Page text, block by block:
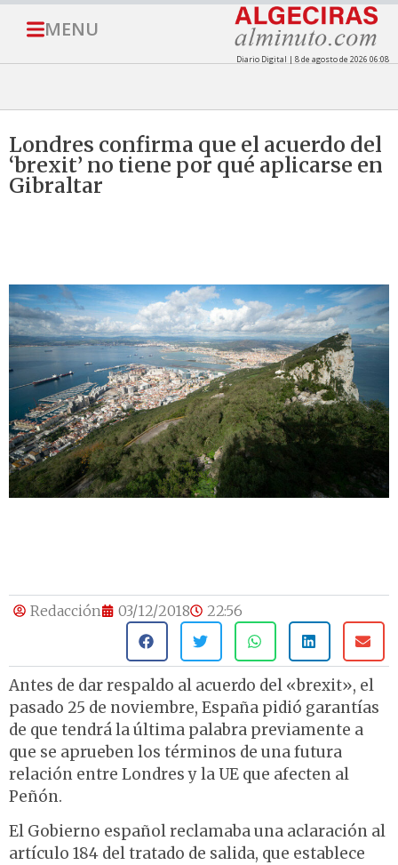
MENU
Diario Digital | 8 de agosto de 2026 06:08
Londres confirma que el acuerdo del
‘brexit’ no tiene por qué aplicarse en
Gibraltar
Redacción 03/12/2018 22:56
Antes de dar respaldo al acuerdo del «brexit», el
pasado 25 de noviembre, España pidió garantías
de que tendrá la última palabra previamente a
que se aprueben los términos de una futura
relación entre Londres y la UE que afecten al
Peñón.
El Gobierno español reclamaba una aclaración al
artículo 184 del tratado de salida, que establece